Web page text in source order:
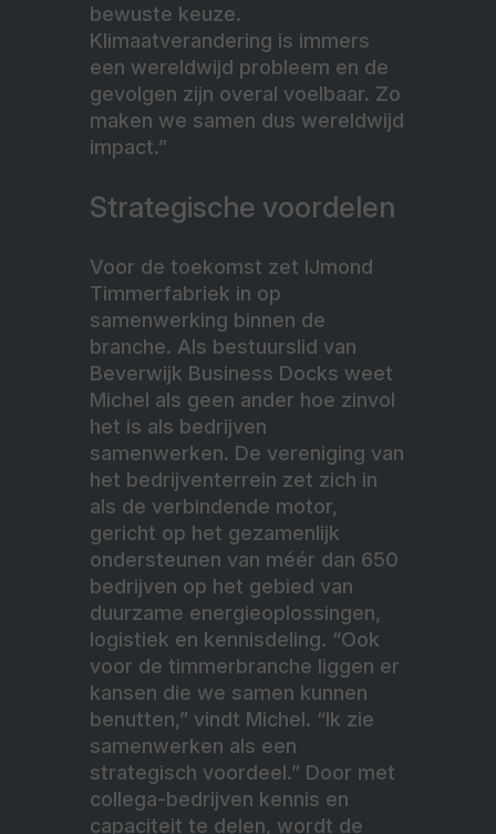
bewuste keuze.
Klimaatverandering is immers
een wereldwijd probleem en de
gevolgen zijn overal voelbaar. Zo
maken we samen dus wereldwijd
impact.”
Strategische voordelen
Voor de toekomst zet IJmond
Timmerfabriek in op
samenwerking binnen de
branche. Als bestuurslid van
Beverwijk Business Docks weet
Michel als geen ander hoe zinvol
het is als bedrijven
samenwerken. De vereniging van
het bedrijventerrein zet zich in
als de verbindende motor,
gericht op het gezamenlijk
ondersteunen van méér dan 650
bedrijven op het gebied van
duurzame energieoplossingen,
logistiek en kennisdeling. “Ook
voor de timmerbranche liggen er
kansen die we samen kunnen
benutten,” vindt Michel. “Ik zie
samenwerken als een
strategisch voordeel.” Door met
collega-bedrijven kennis en
capaciteit te delen, wordt de